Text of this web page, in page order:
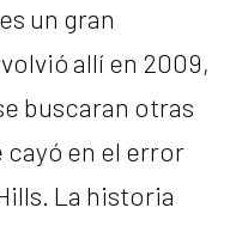
un gran
allí en 2009,
buscaran otras
cayó en el error
La historia